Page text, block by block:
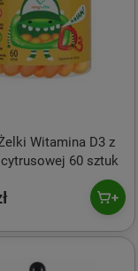
Witamina D3 z
60 sztuk